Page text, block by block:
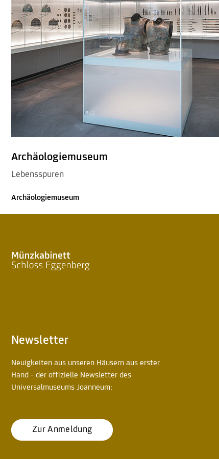
Archäologiemuseum
Lebensspuren
Archäologiemuseum
Newsletter
Neuigkeiten aus unseren Häusern aus erster
Hand - der offizielle Newsletter des
Universalmuseums Joanneum:
Zur Anmeldung